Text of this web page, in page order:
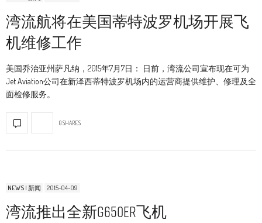
湾流航将在美国蒂特波罗机场开展飞
机维修工作
美国乔治亚州萨凡纳，2015年7月7日： 日前，湾流公司宣布现在可为
Jet Aviation公司在新泽西蒂特波罗机场内的运营商提供维护、修理及全
面检修服务。
0 SHARES
NEWS | 新闻 2015-04-09
湾流推出全新G650ER飞机